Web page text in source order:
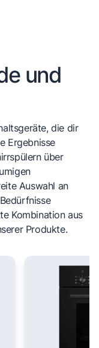
und
die dir
Ergebnisse
über
Auswahl an
Kombination aus
Produkte.